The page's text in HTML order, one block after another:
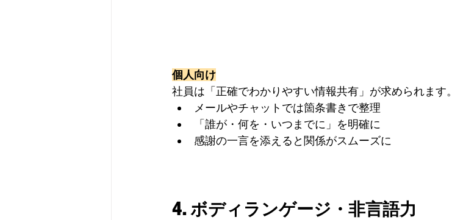
個人向け
社員は「正確でわかりやすい情報共有」が求められます。
メールやチャットでは箇条書きで整理
「誰が・何を・いつまでに」を明確に
感謝の一言を添えると関係がスムーズに
4. ボディランゲージ・非言語力